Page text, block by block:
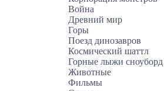
Война
Древний мир
Горы
Поезд динозавров
Космический шаттл
Горные лыжи сноуборд
Животные
Фильмы